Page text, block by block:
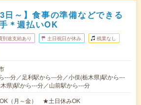
日～】食事の準備などできる
＊週払いOK
別途支給あり 土日祝日が休み 残業なし
---分／足利駅から---分／小俣(栃木県)駅から---
県)駅から---分／山前駅から---分
（月～金） ★土日休みOK